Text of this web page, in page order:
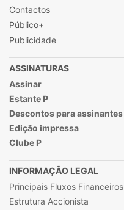
Contactos
Público+
Publicidade
ASSINATURAS
Assinar
Estante P
Descontos para assinantes
Edição impressa
Clube P
INFORMAÇÃO LEGAL
Principais Fluxos Financeiros
Estrutura Accionista